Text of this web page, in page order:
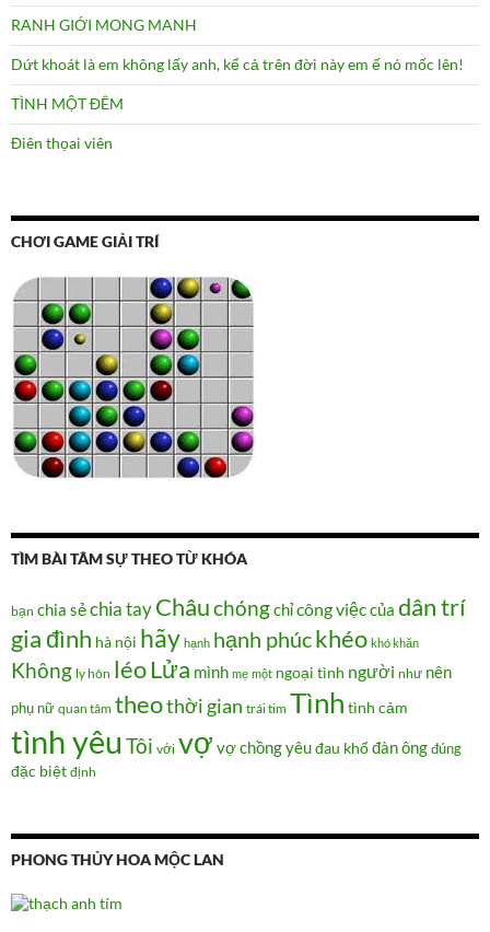
RANH GIỚI MONG MANH
Dứt khoát là em không lấy anh, kể cả trên đời này em ế nó mốc lên!
TÌNH MỘT ĐÊM
Điên thọai viên
CHƠI GAME GIẢI TRÍ
TÌM BÀI TÂM SỰ THEO TỪ KHÓA
bạn chia sẻchia tay Châuchóngchỉcông việccủa dân trí
gia đình hà nội hãy hạnh hạnh phúckhéo khó khăn
Không ly hôn léoLửa mình mẹ một ngoại tình người như nên
phụ nữ quan tâm theothời gian trái tim Tình tình cảm
tình yêu Tôi với vợ vợ chồngyêuđau khổđàn ôngđúng
đặc biệt định
PHONG THỦY HOA MỘC LAN